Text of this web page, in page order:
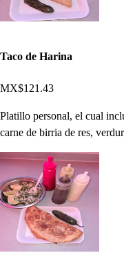
Taco de Harina
MX$121.43
Platillo personal, el cual
carne de birria de res,